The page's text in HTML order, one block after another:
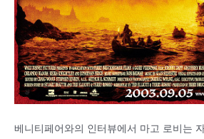
베니티페어와의 인터뷰에서 마고 로비는